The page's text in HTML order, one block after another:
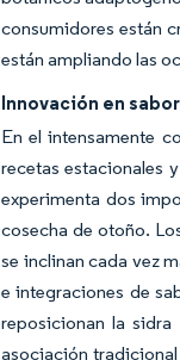
consumidores están
están ampliando las
Innovación en
En el intensamente
recetas estacionales
experimenta dos
cosecha de otoño.
se inclinan cada vez
e integraciones de
reposicionan la
asociación tradicional